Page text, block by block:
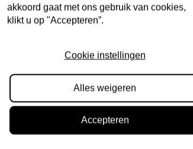
akkoord gaat met ons gebruik van cookies,
klikt u op "Accepteren”.
Cookie instellingen
Alles weigeren
Accepteren